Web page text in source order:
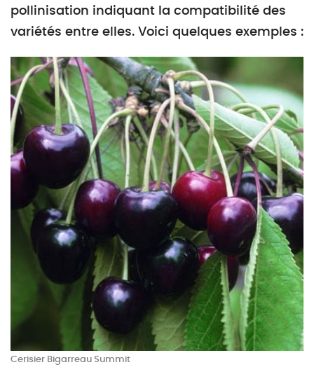
Cerisier Bigarreau Summit
pollinisation indiquant la compatibilité des
variétés entre elles. Voici quelques exemples :